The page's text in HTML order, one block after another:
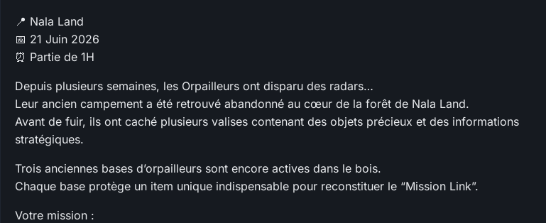
📍 Nala Land
📅 21 Juin 2026
⏰ Partie de 1H
Depuis plusieurs semaines, les Orpailleurs ont disparu des radars…
Leur ancien campement a été retrouvé abandonné au cœur de la forêt de Nala Land.
Avant de fuir, ils ont caché plusieurs valises contenant des objets précieux et des informations
stratégiques.
Trois anciennes bases d’orpailleurs sont encore actives dans le bois.
Chaque base protège un item unique indispensable pour reconstituer le “Mission Link”.
Votre mission :